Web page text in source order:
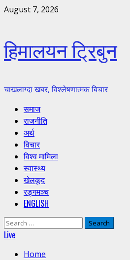
Skip
August 7, 2026
हिमालयन ट्रिबुन
चाखलाग्दा खबर, विश्लेषणात्मक बिचार
Primary
Menu
समाज
राजनीति
अर्थ
विचार
विश्व मामिला
स्वास्थ्य
खेलकूद
रङ्गमञ्च
ENGLISH
Search
for:
Live
Home